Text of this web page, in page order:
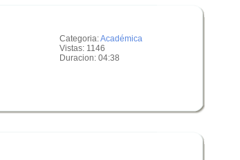
Categoria:Académica
Vistas: 1146
Duracion: 04:38